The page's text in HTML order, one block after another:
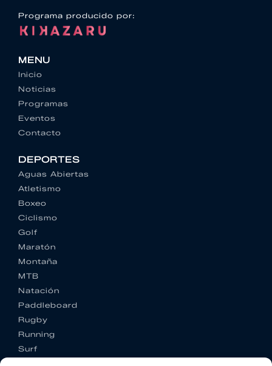
Programa producido por:
MENU
Inicio
Noticias
Programas
Eventos
Contacto
DEPORTES
Aguas Abiertas
Atletismo
Boxeo
Ciclismo
Golf
Maratón
Montaña
MTB
Natación
Paddleboard
Rugby
Running
Surf